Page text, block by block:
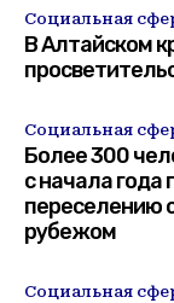
Социальная
В Алтайском
Социальная
Более 300
с начала года
переселению
рубежом
Социальная